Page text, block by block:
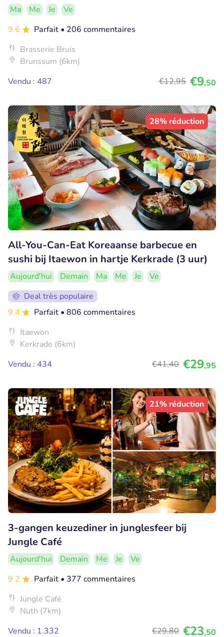
Ma Me Je
Ve
9.6
Parfait • 206 commentaires
Brasserie Bruis
Brunssum (6km)
Vendu : 487
€12,95 €9,50
28% réduction
All-You-Can-Eat Koreaanse barbecue en
sushi bij Itaewon in hartje Kerkrade (3 uur)
Aujourd'hui Demain Ma Me Je
Ve
Deal très populaire
9.4
Parfait • 806 commentaires
Itaewon
Kerkrade (6km)
Vendu : 434
€41,40 €29,95
21% réduction
3-gangen keuzediner in junglesfeer bij
Jungle Café
Aujourd'hui Demain Me Je
Ve
9.2
Parfait • 377 commentaires
Jungle Café
Nuth (7km)
Vendu : 1.332
€29,80 €23,50